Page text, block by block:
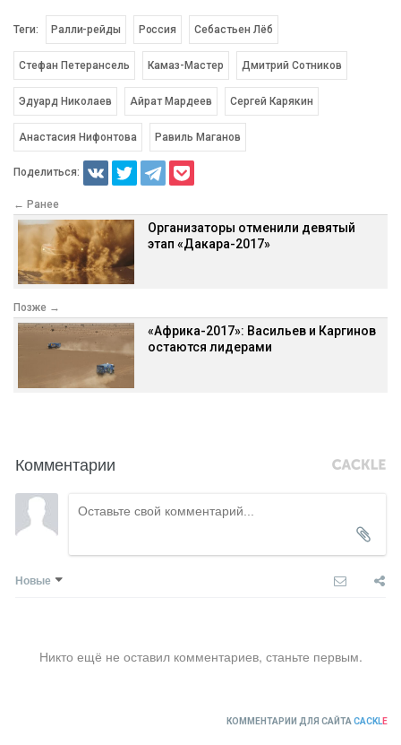
Теги: Ралли-рейды Россия Себастьен Лёб
Стефан Петерансель Камаз-Мастер Дмитрий Сотников
Эдуард Николаев Айрат Мардеев Сергей Карякин
Анастасия Нифонтова Равиль Маганов
Поделиться:
← Ранее
Организаторы отменили девятый
этап «Дакара-2017»
Позже →
«Африка-2017»: Васильев и Каргинов
остаются лидерами
Комментарии
Новые
Никто ещё не оставил комментариев, станьте первым.
КОММЕНТАРИИ ДЛЯ САЙТА CACKLE